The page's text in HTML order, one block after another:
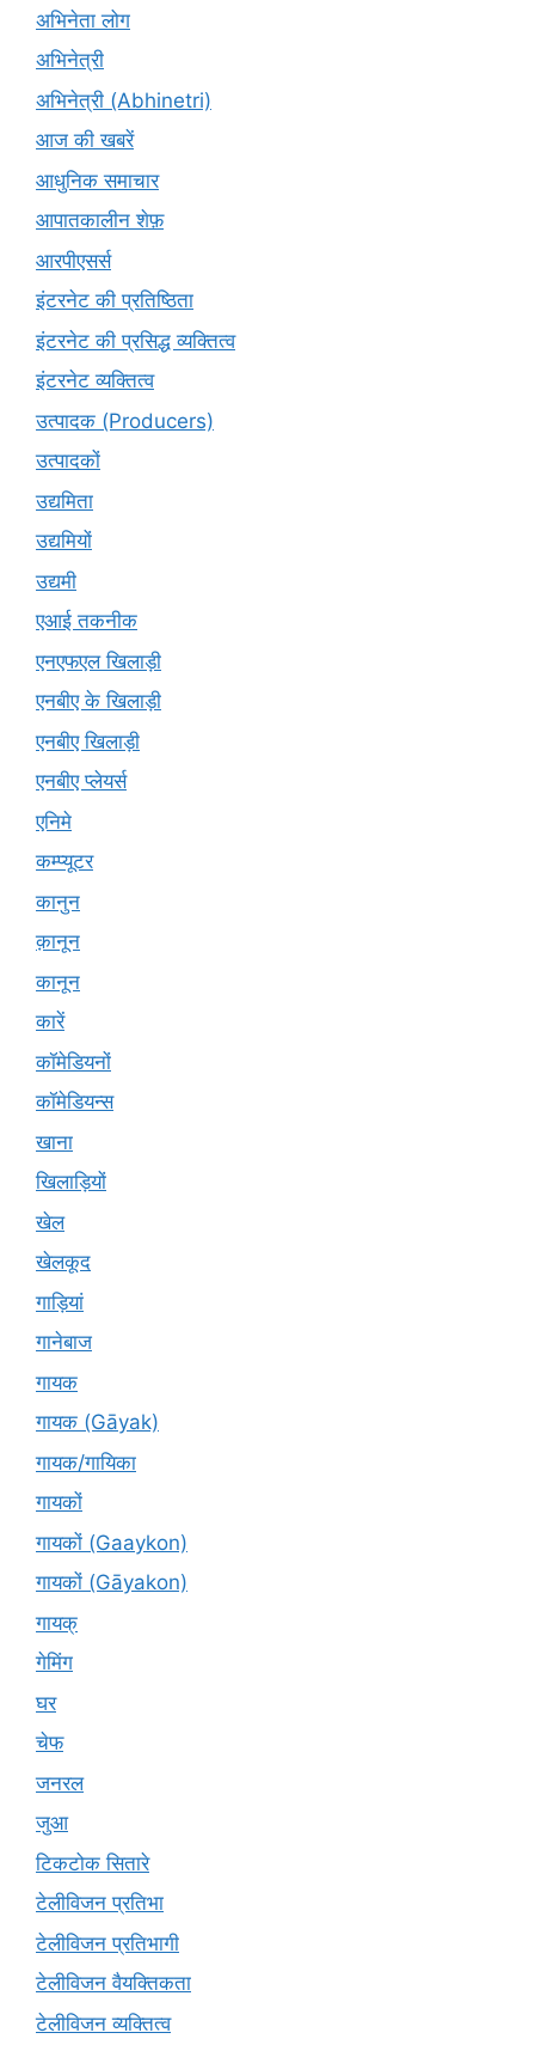
अभिनेता लोग
अभिनेत्री
अभिनेत्री (Abhinetri)
आज की खबरें
आधुनिक समाचार
आपातकालीन शेफ़
आरपीएसर्स
इंटरनेट की प्रतिष्ठिता
इंटरनेट की प्रसिद्ध व्यक्तित्व
इंटरनेट व्यक्तित्व
उत्पादक (Producers)
उत्पादकों
उद्यमिता
उद्यमियों
उद्यमी
एआई तकनीक
एनएफएल खिलाड़ी
एनबीए के खिलाड़ी
एनबीए खिलाड़ी
एनबीए प्लेयर्स
एनिमे
कम्प्यूटर
कानुन
क़ानून
कानून
कारें
कॉमेडियनों
कॉमेडियन्स
खाना
खिलाड़ियों
खेल
खेलकूद
गाड़ियां
गानेबाज
गायक
गायक (Gāyak)
गायक/गायिका
गायकों
गायकों (Gaaykon)
गायकों (Gāyakon)
गायक्
गेमिंग
घर
चेफ
जनरल
जुआ
टिकटोक सितारे
टेलीविजन प्रतिभा
टेलीविजन प्रतिभागी
टेलीविजन वैयक्तिकता
टेलीविजन व्यक्तित्व